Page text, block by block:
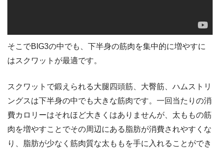
そこでBIG3の中でも、下半身の筋肉を集中的に増やすに
はスクワットが最適です。
スクワットで鍛えられる大腿四頭筋、大臀筋、ハムストリ
ングスは下半身の中でも大きな筋肉です。一回当たりの消
費カロリーはそれほど大きくはありませんが、太ももの筋
肉を増やすことでその周辺にある脂肪が消費されやすくな
り、脂肪が少なく筋肉質な太ももを手に入れることができ